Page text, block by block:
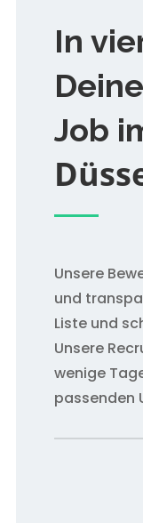
In
Job
Unsere
und
Liste und
Unsere
wenige
passenden